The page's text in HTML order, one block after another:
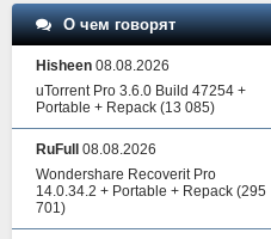
О чем говорят
Hisheen 08.08.2026
uTorrent Pro 3.6.0 Build 47254 +
Portable + Repack (13 085)
RuFull
08.08.2026
Wondershare Recoverit Pro
14.0.34.2 + Portable + Repack (295
701)